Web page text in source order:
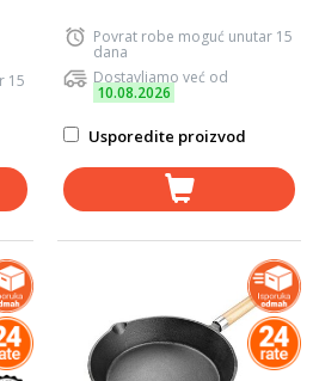
15
Povrat robe moguć unutar 15
dana
Dostavljamo već od
10.08.2026
Usporedite proizvod